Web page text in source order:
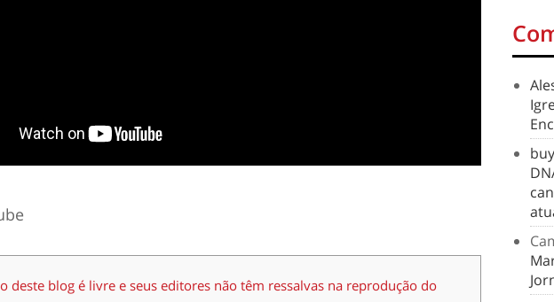
deste blog é livre e seus editores não têm ressalvas na reprodução do